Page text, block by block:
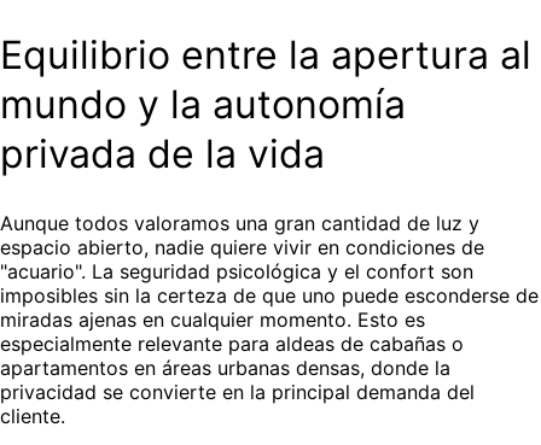
Equilibrio entre la apertura al
mundo y la autonomía
privada de la vida
Aunque todos valoramos una gran cantidad de luz y
espacio abierto, nadie quiere vivir en condiciones de
"acuario". La seguridad psicológica y el confort son
imposibles sin la certeza de que uno puede esconderse de
miradas ajenas en cualquier momento. Esto es
especialmente relevante para aldeas de cabañas o
apartamentos en áreas urbanas densas, donde la
privacidad se convierte en la principal demanda del
cliente.